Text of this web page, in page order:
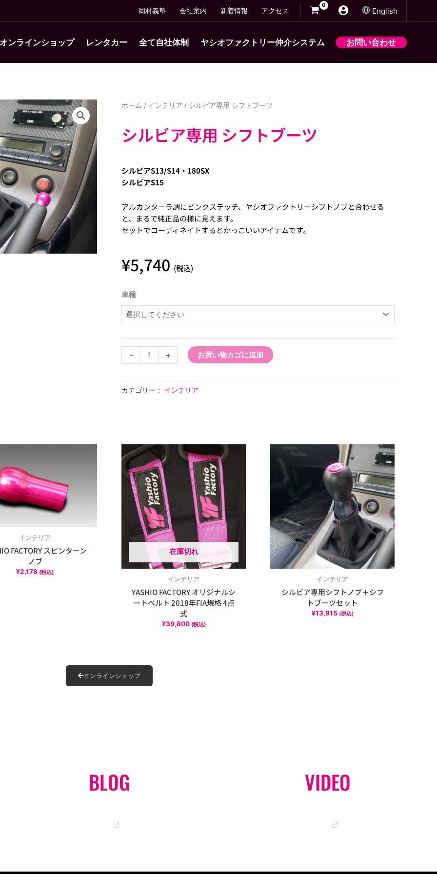
岡村義塾 会社案内 新着情報 アクセス English
オンラインショップ レンタカー 全て自社体制 ヤシオファクトリー仲介システム お問い合わせ
ホーム / インテリア / シルビア専用 シフトブーツ
シルビア専用 シフトブーツ
シルビアS13/S14・180SX
シルビアS15
アルカンターラ調にピンクステッチ、ヤシオファクトリーシフトノブと合わせる
と、まるで純正品の様に見えます。
セットでコーディネイトするとかっこいいアイテムです。
¥5,740 (税込)
車種
-
シ
ル
ビ
専
シ
ト
+ お買い物カゴに追加
カテゴリー： インテリア
インテリア
FACTORY スピンターン
ノブ
¥2,178 (税込)
在庫切れ
インテリア
YASHIO FACTORY オリジナルシ
ートベルト 2018年FIA規格 4点
式
¥39,800 (税込)
インテリア
シルビア専用シフトノブ＋シフ
トブーツセット
¥13,915 (税込)
オンラインショップ
BLOG VIDEO